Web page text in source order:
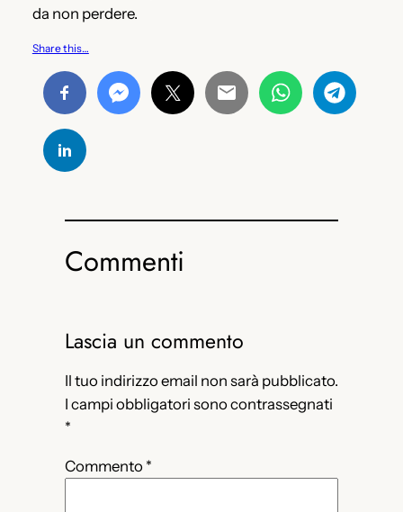
da non perdere.
Share this…
Commenti
Lascia un commento
Il tuo indirizzo email non sarà pubblicato.
I campi obbligatori sono contrassegnati
*
Commento *